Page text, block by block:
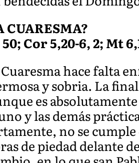
CUARESMA?
50; Cor 5,20-6, 2; Mt
hace falta
y sobria. La
es
y las demás
no se
de piedad delante